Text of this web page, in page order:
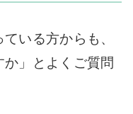
いる方からも、
か」とよくご質問